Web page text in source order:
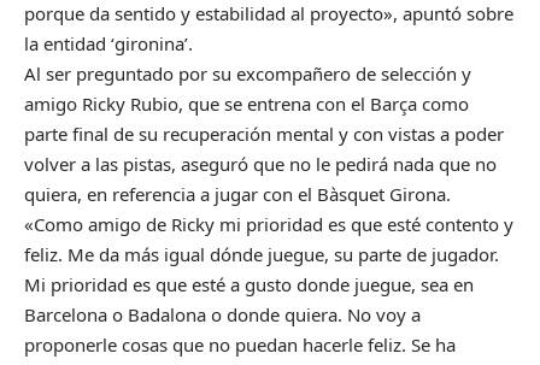
porque da sentido y estabilidad al proyecto», apuntó sobre
la entidad ‘gironina’.
Al ser preguntado por su excompañero de selección y
amigo Ricky Rubio, que se entrena con el Barça como
parte final de su recuperación mental y con vistas a poder
volver a las pistas, aseguró que no le pedirá nada que no
quiera, en referencia a jugar con el Bàsquet Girona.
«Como amigo de Ricky mi prioridad es que esté contento y
feliz. Me da más igual dónde juegue, su parte de jugador.
Mi prioridad es que esté a gusto donde juegue, sea en
Barcelona o Badalona o donde quiera. No voy a
proponerle cosas que no puedan hacerle feliz. Se ha